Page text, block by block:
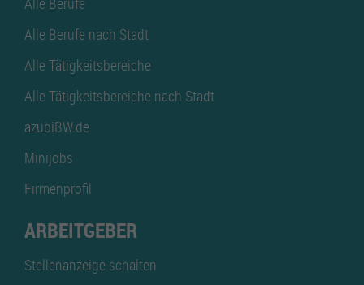
Alle Berufe nach Stadt
Alle Tätigkeitsbereiche
Alle Tätigkeitsbereiche nach Stadt
azubiBW.de
Minijobs
Firmenprofil
ARBEITGEBER
Stellenanzeige schalten